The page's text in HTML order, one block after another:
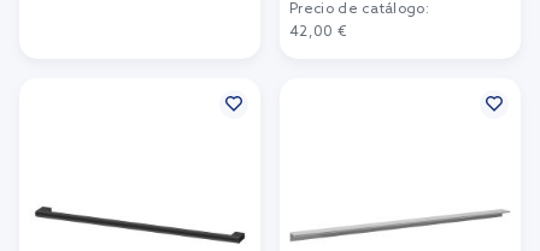
Precio de catálogo:
42,00 €